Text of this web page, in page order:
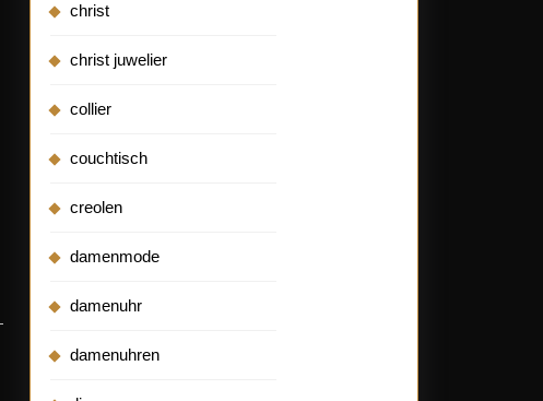
christ
christ juwelier
collier
couchtisch
creolen
damenmode
damenuhr
damenuhren